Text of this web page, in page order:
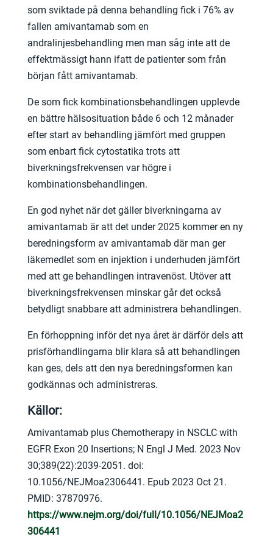
som sviktade på denna behandling fick i 76% av
fallen amivantamab som en
andralinjesbehandling men man såg inte att de
effektmässigt hann ifatt de patienter som från
början fått amivantamab.
De som fick kombinationsbehandlingen upplevde
en bättre hälsosituation både 6 och 12 månader
efter start av behandling jämfört med gruppen
som enbart fick cytostatika trots att
biverkningsfrekvensen var högre i
kombinationsbehandlingen.
En god nyhet när det gäller biverkningarna av
amivantamab är att det under 2025 kommer en ny
beredningsform av amivantamab där man ger
läkemedlet som en injektion i underhuden jämfört
med att ge behandlingen intravenöst. Utöver att
biverkningsfrekvensen minskar går det också
betydligt snabbare att administrera behandlingen.
En förhoppning inför det nya året är därför dels att
prisförhandlingarna blir klara så att behandlingen
kan ges, dels att den nya beredningsformen kan
godkännas och administreras.
Källor:
Amivantamab plus Chemotherapy in NSCLC with
EGFR Exon 20 Insertions; N Engl J Med. 2023 Nov
30;389(22):2039-2051. doi:
10.1056/NEJMoa2306441. Epub 2023 Oct 21.
PMID: 37870976.
https://www.nejm.org/doi/full/10.1056/NEJMoa2
306441